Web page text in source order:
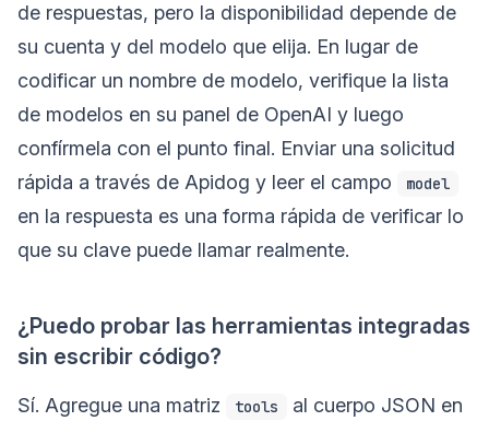
de respuestas, pero la disponibilidad depende de
su cuenta y del modelo que elija. En lugar de
codificar un nombre de modelo, verifique la lista
de modelos en su panel de OpenAI y luego
confírmela con el punto final. Enviar una solicitud
rápida a través de Apidog y leer el campo
model
en la respuesta es una forma rápida de verificar lo
que su clave puede llamar realmente.
¿Puedo probar las herramientas integradas
sin escribir código?
Sí. Agregue una matriz tools
al cuerpo JSON en